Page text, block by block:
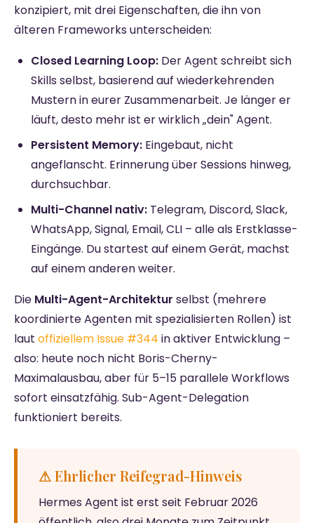
konzipiert, mit drei Eigenschaften, die ihn von
älteren Frameworks unterscheiden:
Closed Learning Loop: Der Agent schreibt sich
Skills selbst, basierend auf wiederkehrenden
Mustern in eurer Zusammenarbeit. Je länger er
läuft, desto mehr ist er wirklich „dein" Agent.
Persistent Memory: Eingebaut, nicht
angeflanscht. Erinnerung über Sessions hinweg,
durchsuchbar.
Multi-Channel nativ: Telegram, Discord, Slack,
WhatsApp, Signal, Email, CLI – alle als Erstklasse-
Eingänge. Du startest auf einem Gerät, machst
auf einem anderen weiter.
Die Multi-Agent-Architektur selbst (mehrere
koordinierte Agenten mit spezialisierten Rollen) ist
laut offiziellem Issue #344 in aktiver Entwicklung –
also: heute noch nicht Boris-Cherny-
Maximalausbau, aber für 5–15 parallele Workflows
sofort einsatzfähig. Sub-Agent-Delegation
funktioniert bereits.
⚠ Ehrlicher Reifegrad-Hinweis
Hermes Agent ist erst seit Februar 2026